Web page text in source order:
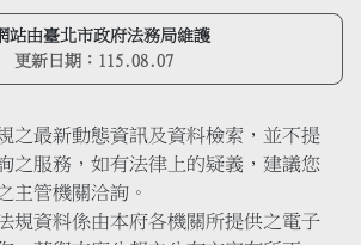
站由臺北市政府法務局維護
更新日期： 115.08.07
之最新動態資訊及資料檢索，並不提
之服務，如有法律上的疑義，建議您
主管機關洽詢。
規資料係由本府各機關所提供之電子